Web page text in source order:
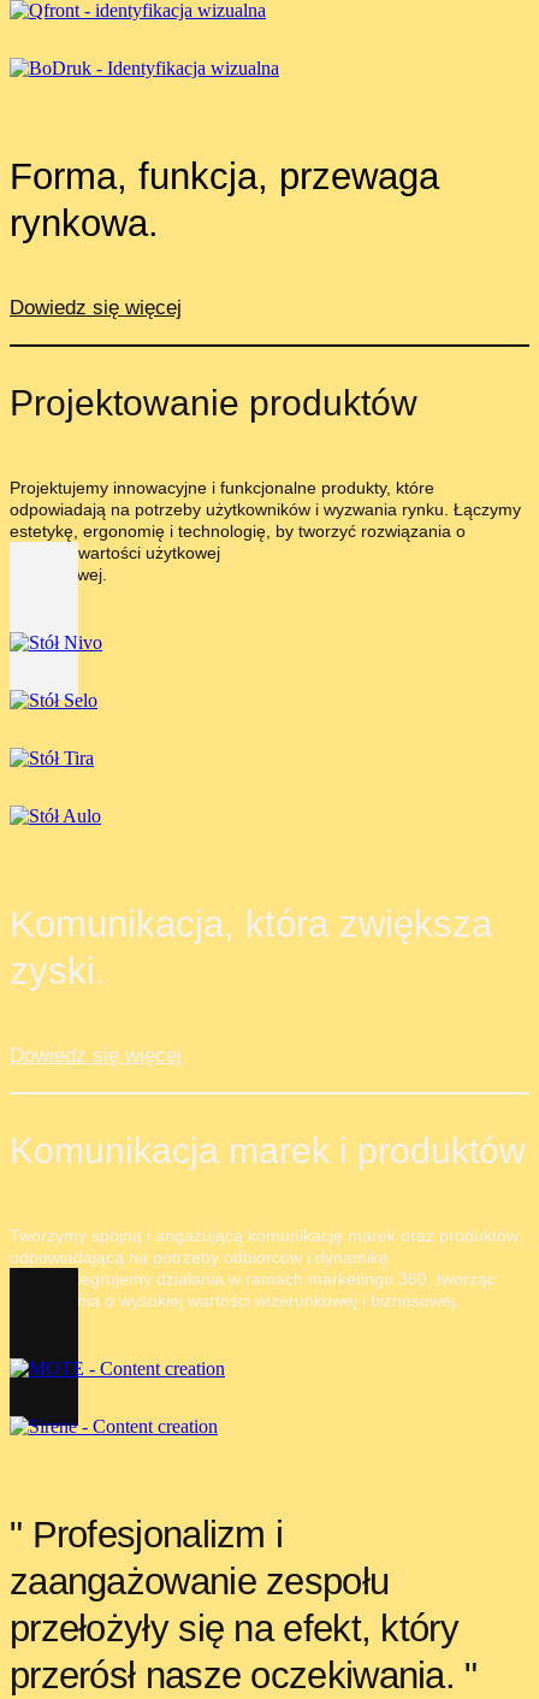
Forma, funkcja, przewaga
rynkowa.
Dowiedz się więcej
Projektowanie produktów
Projektujemy innowacyjne i funkcjonalne produkty, które
odpowiadają na potrzeby użytkowników i wyzwania rynku. Łączymy
estetykę, ergonomię i technologię, by tworzyć rozwiązania o
wysokiej wartości użytkowej
i biznesowej.
Komunikacja, która zwiększa
zyski.
Dowiedz się więcej
Komunikacja marek i produktów
Tworzymy spójną i angażującą komunikację marek oraz produktów,
odpowiadającą na potrzeby odbiorców i dynamikę
Integrujemy działania w ramach marketingu 360, tworząc
rozwiązania o wysokiej wartości wizerunkowej i biznesowej.
" Profesjonalizm i
zaangażowanie zespołu
przełożyły się na efekt, który
przerósł nasze oczekiwania. "